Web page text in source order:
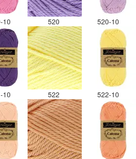
10 520 520-10
10 522 522-10